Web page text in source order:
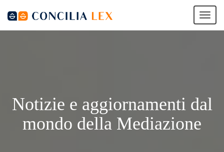
Notizie e aggiornamenti dal
mondo della Mediazione